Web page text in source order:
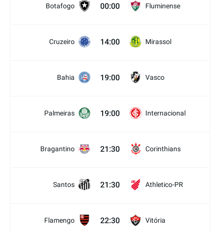
Botafogo 00:00 Fluminense
Cruzeiro 14:00 Mirassol
Bahia 19:00 Vasco
Palmeiras 19:00 Internacional
Bragantino 21:30 Corinthians
Santos 21:30 Athletico-PR
Flamengo 22:30 Vitória